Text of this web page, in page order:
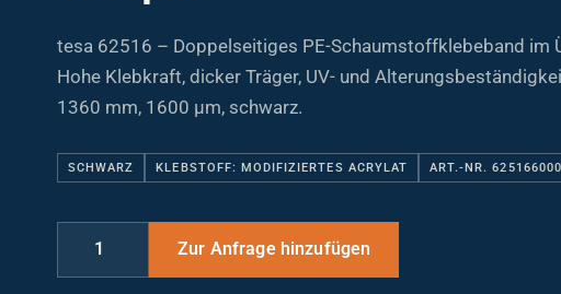
tesa 62516 – Doppelseitiges PE-Schaumstoffklebeband im
Hohe Klebkraft, dicker Träger, UV- und
1360 mm, 1600 µm, schwarz.